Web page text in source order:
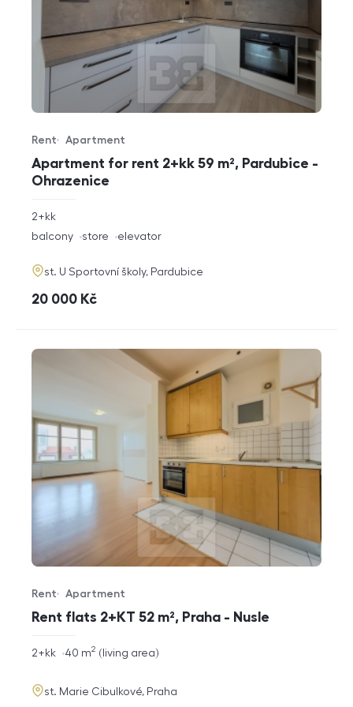
Apartment for rent 2+kk 59 m², Pardubice -
Ohrazenice
Offer type
Rent
Property type
Apartment
rozměry
disposition
2+kk
funkce
balcony store elevator
adresa
st. U Sportovní školy, Pardubice
cena
20 000 Kč
Rent flats 2+KT 52 m², Praha - Nusle
Offer type
Rent
Property type
Apartment
rozměry
disposition
2+kk living area
40 m2
adresa
st. Marie Cibulkové, Praha